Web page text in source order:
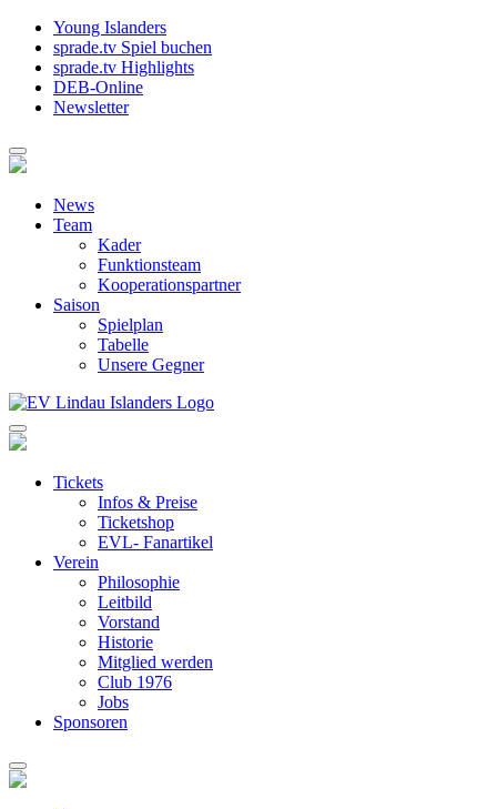
Young Islanders
sprade.tv Spiel buchen
sprade.tv Highlights
DEB-Online
Newsletter
News
Team
Kader
Funktionsteam
Kooperationspartner
Saison
Spielplan
Tabelle
Unsere Gegner
Tickets
Infos & Preise
Ticketshop
EVL- Fanartikel
Verein
Philosophie
Leitbild
Vorstand
Historie
Mitglied werden
Club 1976
Jobs
Sponsoren